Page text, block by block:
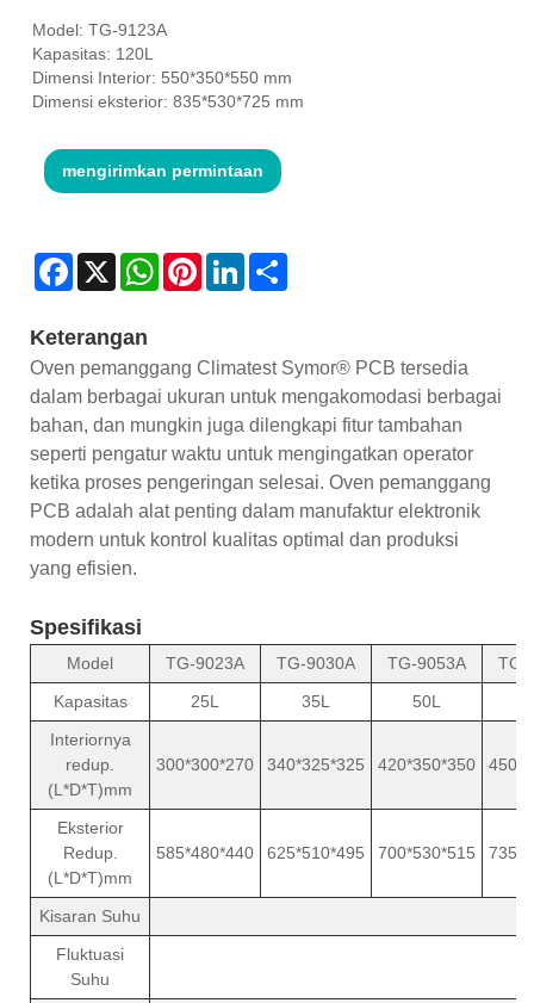
Model: TG-9123A
Kapasitas: 120L
Dimensi Interior: 550*350*550 mm
Dimensi eksterior: 835*530*725 mm
mengirimkan permintaan
Facebook
X WhatsAppPinterestLinkedIn
Keterangan
Oven pemanggang Climatest Symor® PCB tersedia
dalam berbagai ukuran untuk mengakomodasi berbagai
bahan, dan mungkin juga dilengkapi fitur tambahan
seperti pengatur waktu untuk mengingatkan operator
ketika proses pengeringan selesai. Oven pemanggang
PCB adalah alat penting dalam manufaktur elektronik
modern untuk kontrol kualitas optimal dan produksi
yang efisien.
Spesifikasi
Model TG-9023A TG-9030A TG-9053A
TG-
Kapasitas
25L 35L 50L
Interiornya
redup.
(L*D*T)mm
300*300*270 340*325*325 420*350*350
Eksterior
Redup.
(L*D*T)mm
585*480*440 625*510*495 700*530*515
Kisaran Suhu
Fluktuasi
Suhu